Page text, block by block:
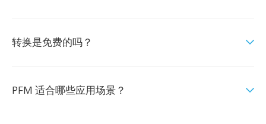
转换是免费的吗？
PFM 适合哪些应用场景？